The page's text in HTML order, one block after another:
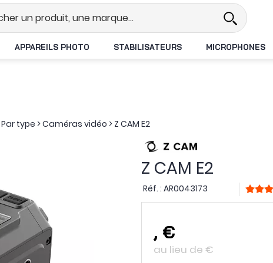
APPAREILS PHOTO STABILISATEURS MICROPHONES
Par type >Caméras vidéo > Z CAM E2
Z CAM E2
Réf. : AR0043173
, €
au lieu de €